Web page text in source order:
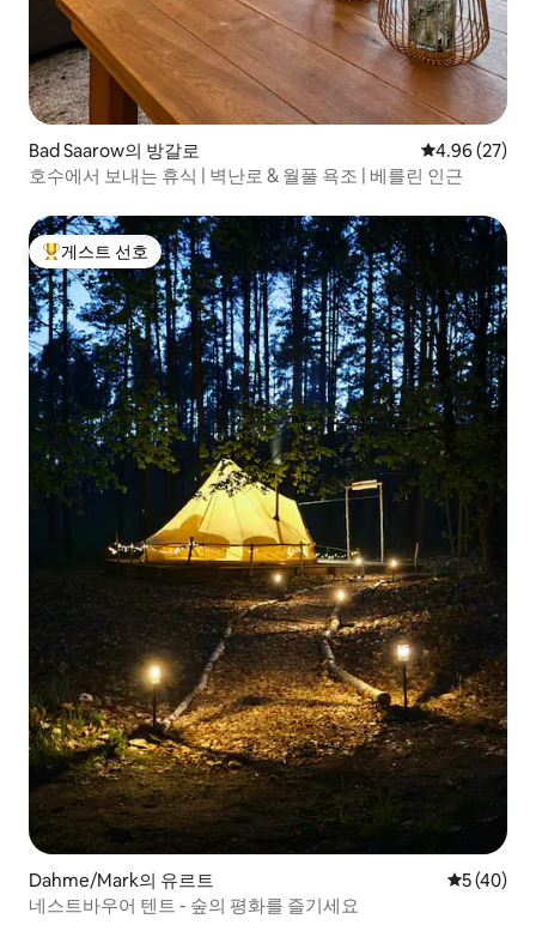
Bad Saarow의 방갈로 평점 4.96점(5
4.96 (27)
호수에서 보내는 휴식 | 벽난로 & 월풀 욕조 | 베를린 인근
상위 게스트 선호
게스트 선호
Dahme/Mark의 유르트 평점 5점(5
5 (40)
네스트바우어 텐트 - 숲의 평화를 즐기세요